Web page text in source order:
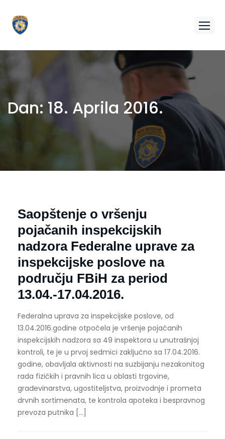
Dan:18. Aprila 2016.
Saopštenje o vršenju
pojačanih inspekcijskih
nadzora Federalne uprave za
inspekcijske poslove na
području FBiH za period
13.04.-17.04.2016.
Federalna uprava za inspekcijske poslove, od
13.04.2016.godine otpočela je vršenje pojačanih
inspekcijskih nadzora sa 49 inspektora u unutrašnjoj
kontroli, te je u prvoj sedmici zaključno sa 17.04.2016.
godine, obavljala aktivnosti na suzbijanju nezakonitog
rada fizičkih i pravnih lica u oblasti trgovine,
građevinarstva, ugostiteljstva, proizvodnje i prometa
drvnih sortimenata, te kontrola apoteka i bespravnog
prevoza putnika […]